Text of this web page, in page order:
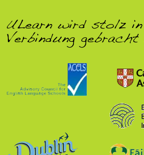
ULearn wird stolz in
Verbindung